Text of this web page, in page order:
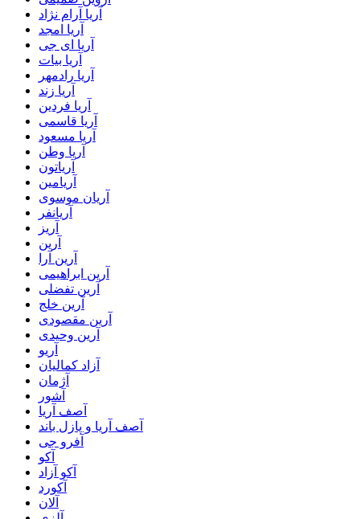
آریا آرام نژاد
آریا امجد
آریا ای جی
آریا بیات
آریا رادمهر
آریا زند
آریا فردین
آریا قاسمی
آریا مسعود
آریا وطن
آریاتون
آریامین
آریان موسوی
آریانفر
آریز
آرین
آرین آرا
آرین ابراهیمی
آرین تفضلی
آرین خلج
آرین مقصودی
آرین وحیدی
آریو
آزاد کمالیان
آژمان
آشور
آصف آریا
آصف آریا و پازل باند
آفرو جی
آکو
آکو آزاد
آکورد
آلان